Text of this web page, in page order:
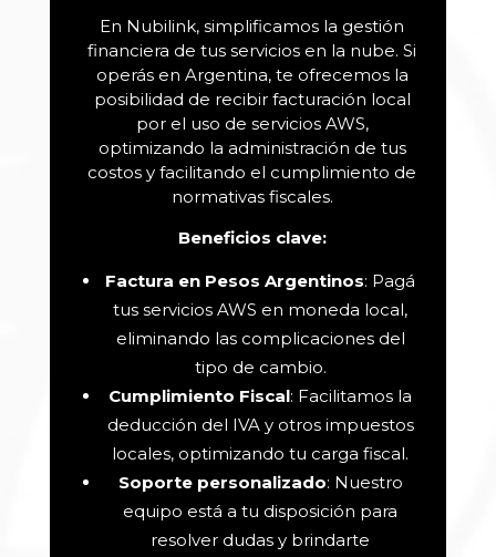
En Nubilink, simplificamos la gestión
financiera de tus servicios en la nube. Si
operás en Argentina, te ofrecemos la
posibilidad de recibir facturación local
por el uso de servicios AWS,
optimizando la administración de tus
costos y facilitando el cumplimiento de
normativas fiscales.
Beneficios clave:
Factura en Pesos Argentinos: Pagá
tus servicios AWS en moneda local,
eliminando las complicaciones del
tipo de cambio.
Cumplimiento Fiscal: Facilitamos la
deducción del IVA y otros impuestos
locales, optimizando tu carga fiscal.
Soporte personalizado: Nuestro
equipo está a tu disposición para
resolver dudas y brindarte